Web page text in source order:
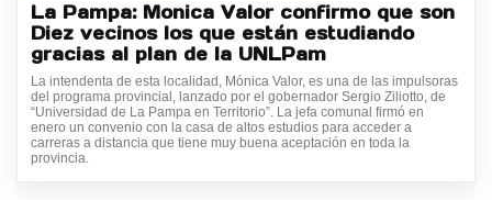
La Pampa: Monica Valor confirmo que son
Diez vecinos los que están estudiando
gracias al plan de la UNLPam
La intendenta de esta localidad, Mónica Valor, es una de las impulsoras
del programa provincial, lanzado por el gobernador Sergio Ziliotto, de
“Universidad de La Pampa en Territorio”. La jefa comunal firmó en
enero un convenio con la casa de altos estudios para acceder a
carreras a distancia que tiene muy buena aceptación en toda la
provincia.